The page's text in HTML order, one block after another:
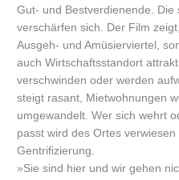
Gut- und Bestverdienende. Die
verschärfen sich. Der Film
Ausgeh- und Amüsierviertel,
auch Wirtschaftsstandort
verschwinden oder werden
steigt rasant, Mietwohnungen
umgewandelt. Wer sich wehrt
passt wird des Ortes
Gentrifizierung.
»Sie sind hier und wir gehen